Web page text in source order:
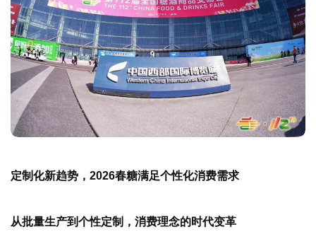
定制化新趋势，2026春糖满足个性化消费需求
从批量生产到个性定制，消费理念的时代变革